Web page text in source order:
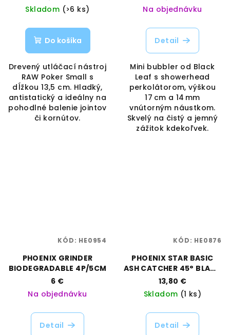
Skladom (>6 ks)
Do košíka
Drevený utláčací nástroj
RAW Poker Small s
dĺžkou 13,5 cm. Hladký,
antistatický a ideálny na
pohodlné balenie jointov
či kornútov.
17 cm, VNP 14 mm | Black
Leaf | Vaporama
Na objednávku
Detail
Mini bubbler od Black
Leaf s showerhead
perkolátorom, výškou
17 cm a 14 mm
vnútorným náustkom.
Skvelý na čistý a jemný
zážitok kdekoľvek.
PHOENIX GRINDER
BIODEGRADABLE 4P/5CM
6 €
Na objednávku
Detail
KÓD: HE0954
PHOENIX STAR BASIC
ASH CATCHER 45° BLACK
- 14MM
13,80 €
Skladom (1 ks)
Detail
KÓD: HE0876